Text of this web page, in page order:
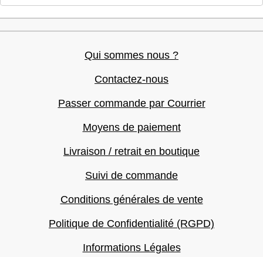
Qui sommes nous ?
Contactez-nous
Passer commande par Courrier
Moyens de paiement
Livraison / retrait en boutique
Suivi de commande
Conditions générales de vente
Politique de Confidentialité (RGPD)
Informations Légales